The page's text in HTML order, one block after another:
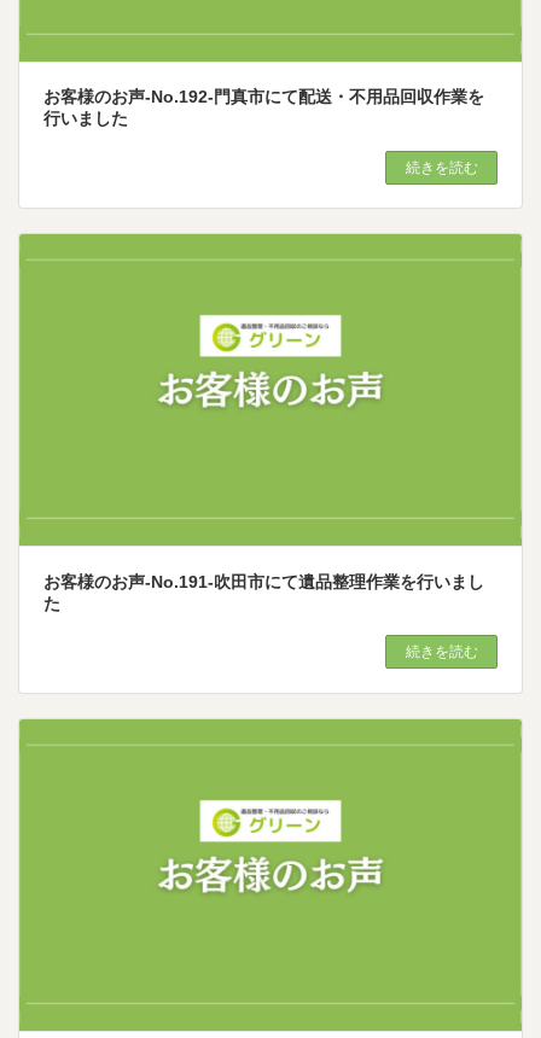
お客様のお声-No.192-門真市にて配送・不用品回収作業を
行いました
続きを読む
お客様のお声-No.191-吹田市にて遺品整理作業を行いまし
た
続きを読む